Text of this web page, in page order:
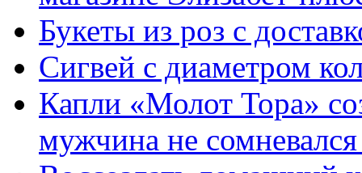
Букеты из роз с
Сигвей с диаметром
Капли «Молот Тора»
мужчина не